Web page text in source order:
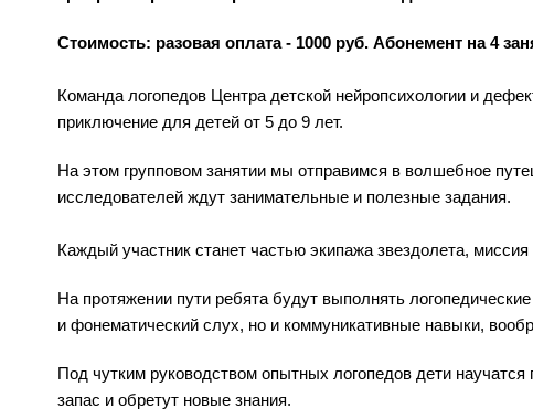
Стоимость: разовая оплата - 1000 руб. Абонемент на 4
Команда логопедов Центра детской нейропсихологии и
приключение для детей от 5 до 9 лет.
На этом групповом занятии мы отправимся в волшебное
исследователей ждут занимательные и полезные задания.
Каждый участник станет частью экипажа звездолета,
На протяжении пути ребята будут выполнять
и фонематический слух, но и коммуникативные навыки,
Под чутким руководством опытных логопедов дети
запас и обретут новые знания.